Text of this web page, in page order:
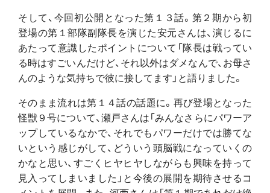
そして、今回初公開となった第１３話。第２期から初
登場の第１部隊副隊長を演じた安元さんは、演じるに
あたって意識したポイントについて「隊長は戦ってい
る時はすごいんだけど、それ以外はダメなんで、お母さ
んのような気持ちで彼に接してます」と語りました。
そのまま流れは第１４話の話題に。再び登場となった
怪獣９号について、瀬戸さんは「みんなさらにパワーア
ップしているなかで、それでもパワーだけでは勝てな
いという感じがして、どういう頭脳戦になっていくの
かなと思い、すごくヒヤヒヤしながらも興味を持って
見入ってしまいました」と今後の展開を期待させるコ